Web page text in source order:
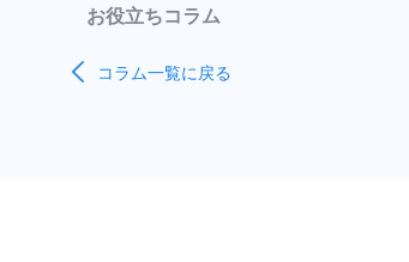
お役立ちコラム
コラム一覧に戻る